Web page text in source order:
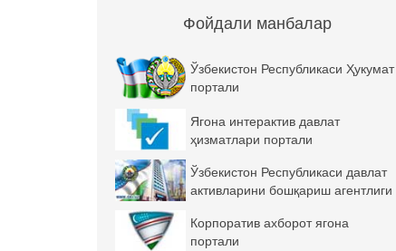
Фойдали манбалар
Ўзбекистон Республикаси Ҳукумат
портали
Ягона интерактив давлат
ҳизматлари портали
Ўзбекистон Республикаси давлат
активларини бошқариш агентлиги
Корпоратив ахборот ягона
портали